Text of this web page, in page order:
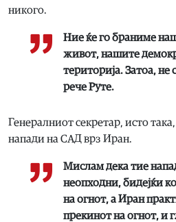
никого.
Ние ќе го браниме
живот, нашите
територија. Затоа, не
рече Руте.
Генералниот секретар, исто
напади на САД врз Иран.
Мислам дека тие
неопходни, бидејќи
на огнот, а Иран
прекинот на огнот, и